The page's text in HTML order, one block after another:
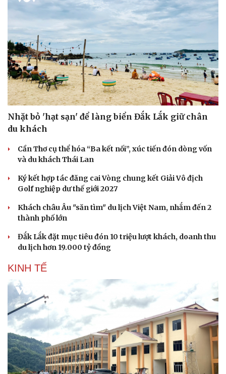
Văn hóa
Sân khấu - Điện ảnh
Văn học
Âm nhạc
Di sản
Giải trí
Nghệ sĩ
Thời trang
Sao Việt
Nhặt bỏ 'hạt sạn' để làng biển Đắk Lắk giữ chân
du khách
Cần Thơ cụ thể hóa “Ba kết nối”, xúc tiến đón dòng vốn
và du khách Thái Lan
Ký kết hợp tác đăng cai Vòng chung kết Giải Vô địch
Golf nghiệp dư thế giới 2027
Khách châu Âu "săn tìm" du lịch Việt Nam, nhắm đến 2
thành phố lớn
Đắk Lắk đặt mục tiêu đón 10 triệu lượt khách, doanh thu
du lịch hơn 19.000 tỷ đồng
KINH TẾ